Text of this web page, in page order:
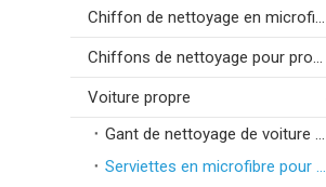
Chiffon de nettoyage en microfibre pour appareils électroniques de précision
Chiffons de nettoyage pour produits de luxe
Voiture propre
Gant de nettoyage de voiture en microfibre
Serviettes en microfibre pour voitures